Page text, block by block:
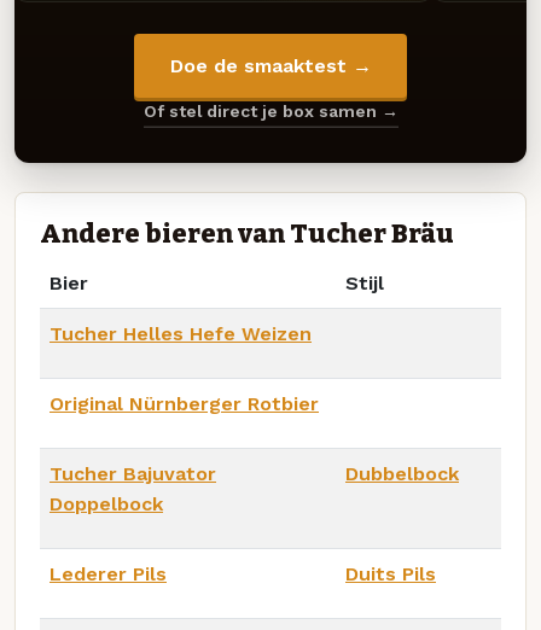
Doe de smaaktest →
Of stel direct je box samen →
Andere bieren van Tucher Bräu
Bier Stijl
Tucher Helles Hefe Weizen
Original Nürnberger Rotbier
Tucher Bajuvator
Doppelbock
Dubbelbock
Lederer Pils Duits Pils